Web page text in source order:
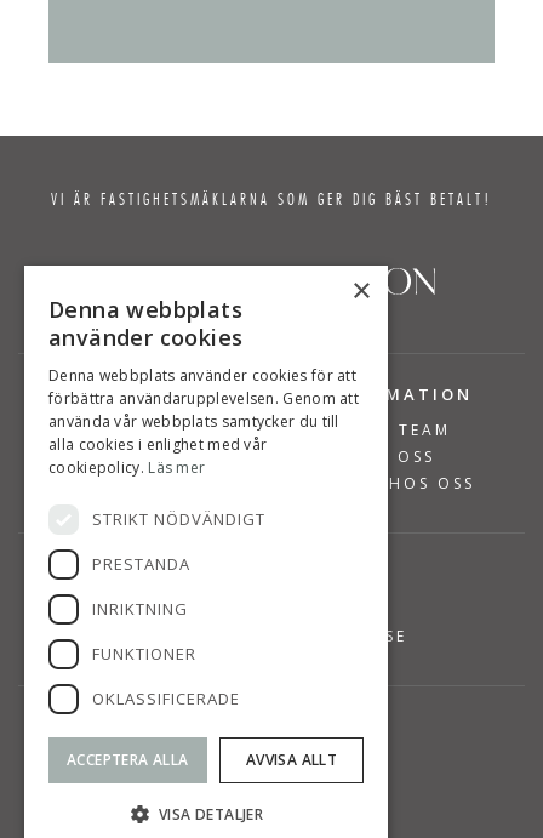
VI ÄR FASTIGHETSMÄKLARNA SOM GER DIG BÄST BETALT!
TJÄNSTER
BOSTÄDER TILL SALU
SÄLJA BOSTAD
VÄRDERA BOSTAD
INFORMATION
VÅRT TEAM
OM OSS
JOBBA HOS OSS
INFO@SUSANNEPERSSON.SE
SVÄRDVÄGEN 7
DANDERYD
KARTA
×
Denna webbplats
använder cookies
Denna webbplats använder cookies för att
förbättra användarupplevelsen. Genom att
använda vår webbplats samtycker du till
alla cookies i enlighet med vår
cookiepolicy. Läs mer
STRIKT NÖDVÄNDIGT
PRESTANDA
INRIKTNING
FUNKTIONER
OKLASSIFICERADE
ACCEPTERA ALLA AVVISA ALLT
VISA DETALJER